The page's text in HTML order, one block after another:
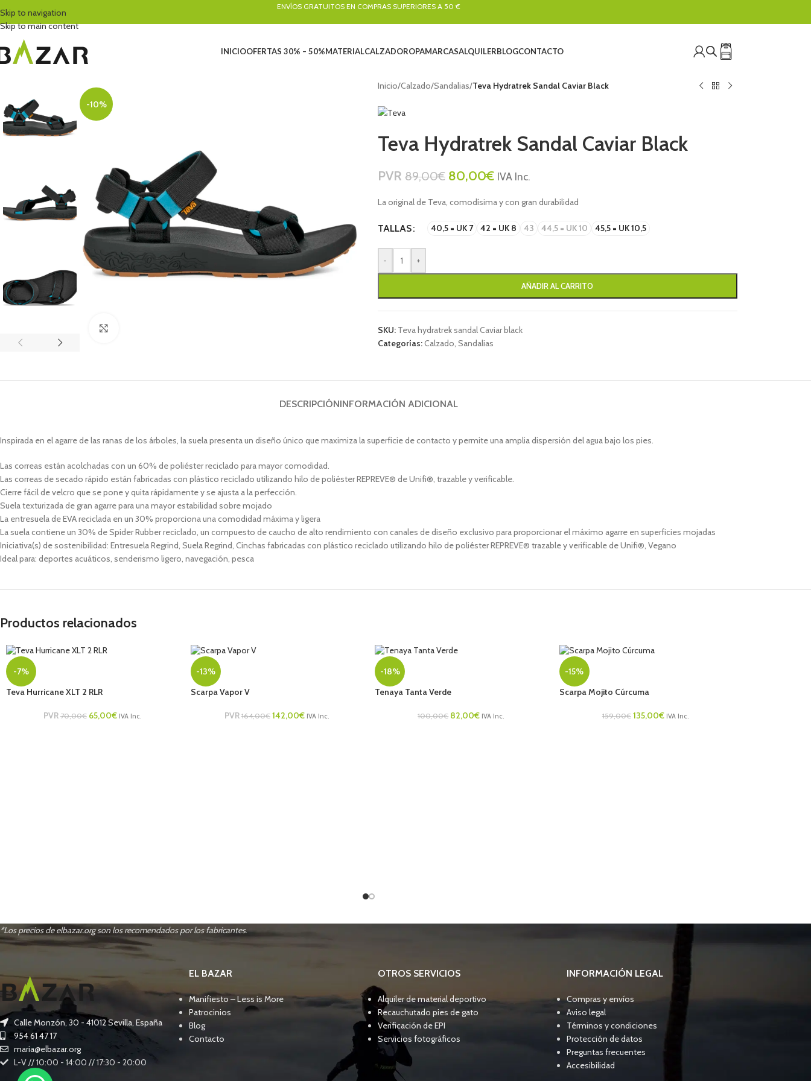
Skip to navigation
Skip to main content
ENVÍOS GRATUITOS EN COMPRAS SUPERIORES A 50 €
INICIOOFERTAS 30% – 50%MATERIALCALZADOROPAMARCASALQUILERBLOGCONTACTO
-10%
Inicio/Calzado/Sandalias/Teva Hydratrek Sandal Caviar Black
Teva Hydratrek Sandal Caviar Black
PVR 89,00€ 80,00€ IVA Inc.
La original de Teva, comodísima y con gran durabilidad
TALLAS 40,5 = UK 7 42 = UK 8 43 44,5 = UK 10 45,5 = UK 10,5
- +
AÑADIR AL CARRITO
SKU: Teva hydratrek sandal Caviar black
Categorías:Calzado Sandalias
DESCRIPCIÓNINFORMACIÓN ADICIONAL
Inspirada en el agarre de las ranas de los árboles, la suela presenta un diseño único que maximiza la superficie de contacto y permite una amplia dispersión del agua bajo los pies.
Las correas están acolchadas con un 60% de poliéster reciclado para mayor comodidad.
Las correas de secado rápido están fabricadas con plástico reciclado utilizando hilo de poliéster REPREVE® de Unifi®, trazable y verificable.
Cierre fácil de velcro que se pone y quita rápidamente y se ajusta a la perfección.
Suela texturizada de gran agarre para una mayor estabilidad sobre mojado
La entresuela de EVA reciclada en un 30% proporciona una comodidad máxima y ligera
La suela contiene un 30% de Spider Rubber reciclado, un compuesto de caucho de alto rendimiento con canales de diseño exclusivo para proporcionar el máximo agarre en superficies mojadas
Iniciativa(s) de sostenibilidad: Entresuela Regrind, Suela Regrind, Cinchas fabricadas con plástico reciclado utilizando hilo de poliéster REPREVE® trazable y verificable de Unifi®, Vegano
Ideal para: deportes acuáticos, senderismo ligero, navegación, pesca
Productos relacionados
-7%
Teva Hurricane XLT 2 RLR
PVR 70,00€ 65,00€ IVA Inc.
-13%
Scarpa Vapor V
PVR 164,00€ 142,00€ IVA Inc.
-18%
Tenaya Tanta Verde
100,00€ 82,00€ IVA Inc.
-15%
Scarpa Mojito Cúrcuma
159,00€ 135,00€ IVA Inc.
*Los precios de elbazar.org son los recomendados por los fabricantes.
Calle Monzón, 30 - 41012 Sevilla, España
954 61 47 17
maria@elbazar.org
L-V // 10:00 - 14:00 // 17:30 - 20:00
EL BAZAR
Manifiesto – Less is More
Patrocinios
Blog
Contacto
OTROS SERVICIOS
Alquiler de material deportivo
Recauchutado pies de gato
Verificación de EPI
Servicios fotográficos
INFORMACIÓN LEGAL
Compras y envíos
Aviso legal
Términos y condiciones
Protección de datos
Preguntas frecuentes
Accesibilidad